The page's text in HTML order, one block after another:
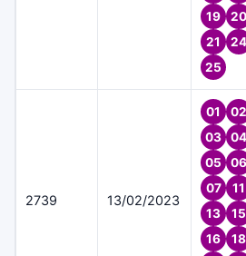
19
20
21
24
25
2739 13/02/2023
01
02
03
04
05
06
07
11
13
15
16
18